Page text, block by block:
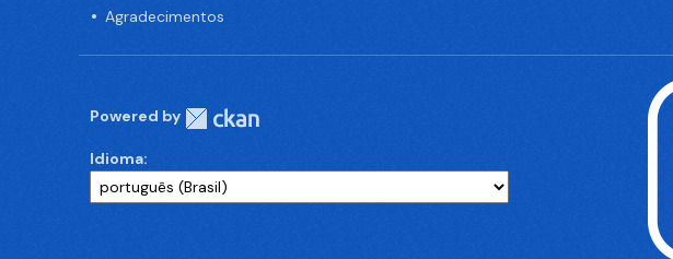
Agradecimentos
Powered by
Idioma